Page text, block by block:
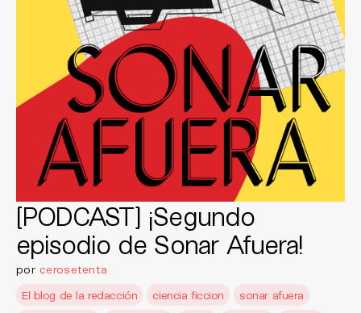
[PODCAST] ¡Segundo
episodio de Sonar Afuera!
por cerosetenta
El blog de la redacción
ciencia ficcion
sonar afuera